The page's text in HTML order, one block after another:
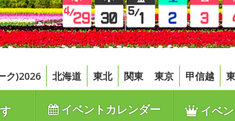
ク)2026 北海道 東北 関東 東京 甲信越
イベントカレンダー イベン